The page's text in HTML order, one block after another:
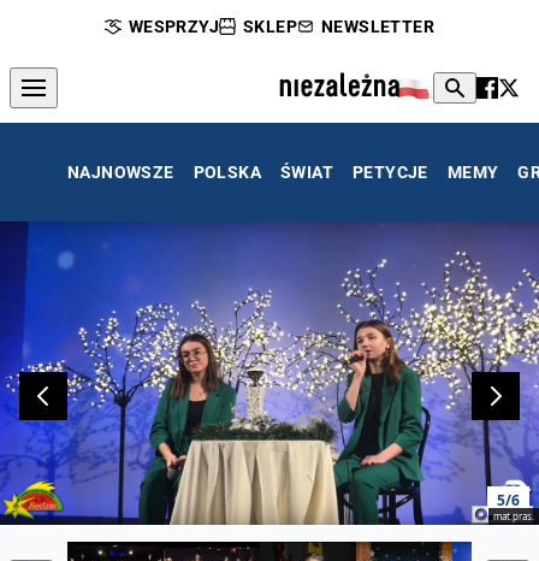
WESPRZYJ SKLEP NEWSLETTER
NAJNOWSZE POLSKA ŚWIAT PETYCJE MEMY
5/6
mat.pras.